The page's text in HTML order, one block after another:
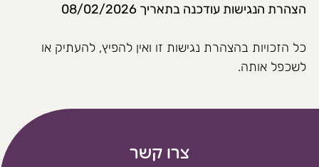
הצהרת הנגישות עודכנה בתאריך 08/02/2026
כל הזכויות בהצהרת נגישות זו ואין להפיץ, להעתיק או
לשכפל אותה.
צרו קשר